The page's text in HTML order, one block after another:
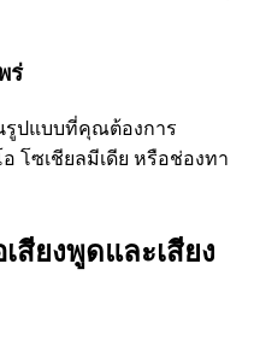
ร่
รูปแบบที่คุณต้องการ
โซเชียลมีเดีย หรือช่องทา
สียงพูดและเสียง